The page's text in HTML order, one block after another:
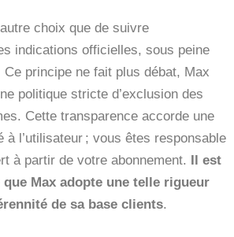
choix que de suivre
indications officielles, sous peine
principe ne fait plus débat, Max
politique stricte d’exclusion des
Cette transparence accorde une
à l’utilisateur ; vous êtes responsable
à partir de votre abonnement. Il est
Max adopte une telle rigueur
de sa base clients.